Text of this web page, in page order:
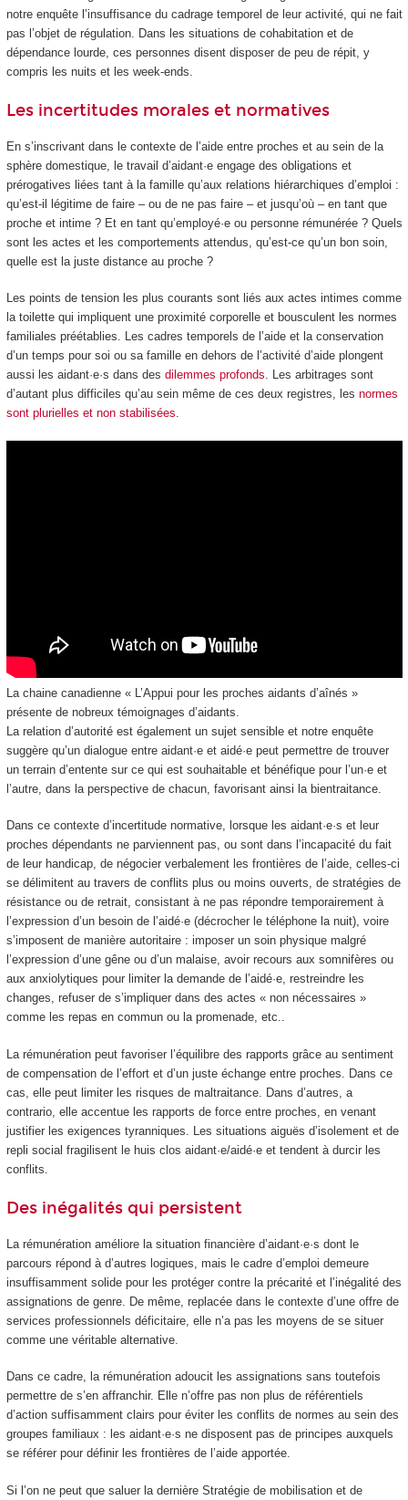
notre enquête l’insuffisance du cadrage temporel de leur activité, qui ne fait
pas l’objet de régulation. Dans les situations de cohabitation et de
dépendance lourde, ces personnes disent disposer de peu de répit, y
compris les nuits et les week-ends.
Les incertitudes morales et normatives
En s’inscrivant dans le contexte de l’aide entre proches et au sein de la
sphère domestique, le travail d’aidant·e engage des obligations et
prérogatives liées tant à la famille qu’aux relations hiérarchiques d’emploi :
qu’est-il légitime de faire – ou de ne pas faire – et jusqu’où – en tant que
proche et intime ? Et en tant qu’employé·e ou personne rémunérée ? Quels
sont les actes et les comportements attendus, qu’est-ce qu’un bon soin,
quelle est la juste distance au proche ?
Les points de tension les plus courants sont liés aux actes intimes comme
la toilette qui impliquent une proximité corporelle et bousculent les normes
familiales préétablies. Les cadres temporels de l’aide et la conservation
d’un temps pour soi ou sa famille en dehors de l’activité d’aide plongent
aussi les aidant·e·s dans des dilemmes profonds. Les arbitrages sont
d’autant plus difficiles qu’au sein même de ces deux registres, les normes
sont plurielles et non stabilisées.
La chaine canadienne « L’Appui pour les proches aidants d’aînés »
présente de nobreux témoignages d’aidants.
La relation d’autorité est également un sujet sensible et notre enquête
suggère qu’un dialogue entre aidant·e et aidé·e peut permettre de trouver
un terrain d’entente sur ce qui est souhaitable et bénéfique pour l’un·e et
l’autre, dans la perspective de chacun, favorisant ainsi la bientraitance.
Dans ce contexte d’incertitude normative, lorsque les aidant·e·s et leur
proches dépendants ne parviennent pas, ou sont dans l’incapacité du fait
de leur handicap, de négocier verbalement les frontières de l’aide, celles-ci
se délimitent au travers de conflits plus ou moins ouverts, de stratégies de
résistance ou de retrait, consistant à ne pas répondre temporairement à
l’expression d’un besoin de l’aidé·e (décrocher le téléphone la nuit), voire
s’imposent de manière autoritaire : imposer un soin physique malgré
l’expression d’une gêne ou d’un malaise, avoir recours aux somnifères ou
aux anxiolytiques pour limiter la demande de l’aidé·e, restreindre les
changes, refuser de s’impliquer dans des actes « non nécessaires »
comme les repas en commun ou la promenade, etc..
La rémunération peut favoriser l’équilibre des rapports grâce au sentiment
de compensation de l’effort et d’un juste échange entre proches. Dans ce
cas, elle peut limiter les risques de maltraitance. Dans d’autres, a
contrario, elle accentue les rapports de force entre proches, en venant
justifier les exigences tyranniques. Les situations aiguës d’isolement et de
repli social fragilisent le huis clos aidant·e/aidé·e et tendent à durcir les
conflits.
Des inégalités qui persistent
La rémunération améliore la situation financière d’aidant·e·s dont le
parcours répond à d’autres logiques, mais le cadre d’emploi demeure
insuffisamment solide pour les protéger contre la précarité et l’inégalité des
assignations de genre. De même, replacée dans le contexte d’une offre de
services professionnels déficitaire, elle n’a pas les moyens de se situer
comme une véritable alternative.
Dans ce cadre, la rémunération adoucit les assignations sans toutefois
permettre de s’en affranchir. Elle n’offre pas non plus de référentiels
d’action suffisamment clairs pour éviter les conflits de normes au sein des
groupes familiaux : les aidant·e·s ne disposent pas de principes auxquels
se référer pour définir les frontières de l’aide apportée.
Si l’on ne peut que saluer la dernière Stratégie de mobilisation et de